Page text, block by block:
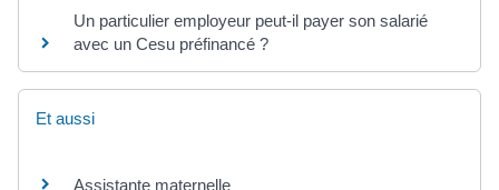
Un particulier employeur peut-il payer son salarié
avec un Cesu préfinancé ?
Et aussi
Assistante maternelle